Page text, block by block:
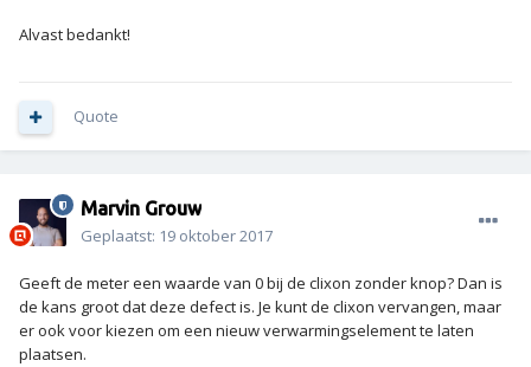
Alvast bedankt!
Quote
Marvin Grouw
Geplaatst: 19 oktober 2017
Geeft de meter een waarde van 0 bij de clixon zonder knop? Dan is
de kans groot dat deze defect is. Je kunt de clixon vervangen, maar
er ook voor kiezen om een nieuw verwarmingselement te laten
plaatsen.